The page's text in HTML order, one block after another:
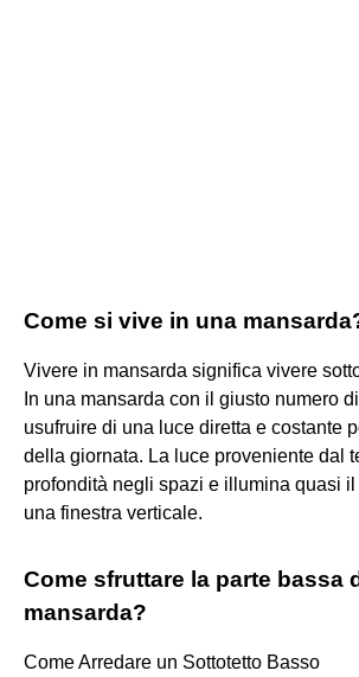
Come si vive in una
Vivere in mansarda significa vivere
In una mansarda con il giusto numero
usufruire di una luce diretta e costante
della giornata. La luce proveniente dal
profondità negli spazi e illumina quasi
una finestra verticale.
Come sfruttare la parte bassa
mansarda?
Come Arredare un Sottotetto Basso